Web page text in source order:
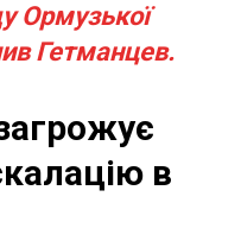
Ормузької
Гетманцев.
в